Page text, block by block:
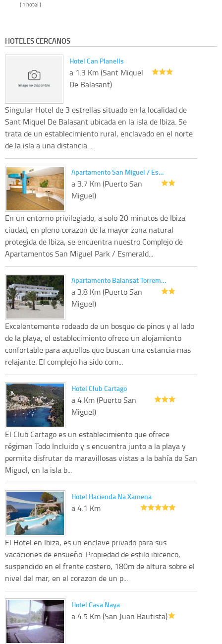
( 1 hotel )
HOTELES CERCANOS
Hotel Can Planells
a 1.3 Km (Sant Miquel
De Balasant)
Singular Hotel de 3 estrellas situado en la localidad de
Sant Miquel De Balasant ubicada en la isla de Ibiza. Se
trata de un establecimiento rural, enclavado en el norte
de la isla a una distancia ...
Apartamento San Miguel / Es…
a 3.7 Km (Puerto San
Miguel)
En un entorno privilegiado, a solo 20 minutos de Ibiza
ciudad, en pleno corazon de la mayor zona natural
protegida de Ibiza, se encuentra nuestro Complejo de
Apartamentos San Miguel Park / Esmerald...
Apartamento Balansat Torrem…
a 3.8 Km (Puerto San
Miguel)
Excelentemente rodeado de un bosque de pinos y al lado
de la playa, el establecimiento ofrece un alojamiento
confortable para aquellos que buscan una estancia mas
relajante. El complejo ha sido com...
Hotel Club Cartago
a 4 Km (Puerto San
Miguel)
El Club Cartago es un establecimiento que ofrece
régimen Todo Incluido y s encuentra junto a la playa y
permite disfrutar de maravillosas vistas a la bahía de San
Miguel, en la isla b...
Hotel Hacienda Na Xamena
a 4.1 Km
El Hotel en Ibiza, es un enclave privado para sus
vacaciones de ensueño. Propiedad de estilo ibicenco,
suspendido en el frente costero, 180m de altura sobre el
nivel del mar, en el corazon de un p...
Hotel Casa Naya
a 4.5 Km (San Juan Bautista)